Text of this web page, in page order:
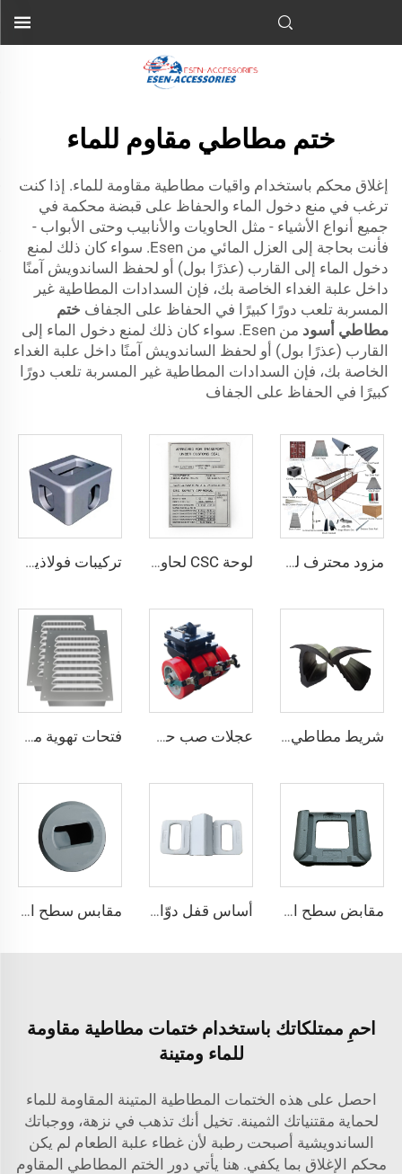
ختم مطاطي مقاوم للماء
إغلاق محكم باستخدام واقيات مطاطية مقاومة للماء. إذا كنت
ترغب في منع دخول الماء والحفاظ على قبضة محكمة في
جميع أنواع الأشياء - مثل الحاويات والأنابيب وحتى الأبواب -
فأنت بحاجة إلى العزل المائي من Esen. سواء كان ذلك لمنع
دخول الماء إلى القارب (عذرًا بول) أو لحفظ الساندويش آمنًا
داخل علبة الغداء الخاصة بك، فإن السدادات المطاطية غير
المسربة تلعب دورًا كبيرًا في الحفاظ على الجفاف ختم
مطاطي أسود
من Esen. سواء كان ذلك لمنع دخول الماء إلى
القارب (عذرًا بول) أو لحفظ الساندويش آمنًا داخل علبة الغداء
الخاصة بك، فإن السدادات المطاطية غير المسربة تلعب دورًا
كبيرًا في الحفاظ على الجفاف
مزود محترف لملحقات حاويات الشحن البحرية ISO 20FT أجزاء إصلاح فولاذية لوحة CSC لحاوية الشحن منتج رائج البيع لوحة CSC لحاوية قطع غيار ملحقات الحاوية تركيبات فولاذية ISO 1161 أجزاء زاوية لحاويات الشحن تركيبات الحاويات قطع غيار الحاويات صب زوايا الحاويات الخاصة للبيع
شريط مطاطي مغناطيسي للفريزر، ملف تعريف ختم بلاستيكي للثلاجة، حشية باب الثلاجة عجلات صب حديد بولي يوريثان دوارة لحاوية شحن أيزو بسعة تحميل 60 طنًا فتحات تهوية مخصصة للحاويات الشحنية ذات فتحات تهوية كبيرة لمنع التكثف والارتفاع المفرط في درجة الحرارة
مقابض سطح السفينة المزدوجة DF-31/45 أساس قفل دوّار مع تركيب دليل SF-2GF-286-110 مقابس سطح السفينة ذات التفريغ الفردي DF-71-W
احمِ ممتلكاتك باستخدام ختمات مطاطية مقاومة
للماء ومتينة
احصل على هذه الختمات المطاطية المتينة المقاومة للماء
لحماية مقتنياتك الثمينة. تخيل أنك تذهب في نزهة، ووجباتك
الساندويشية أصبحت رطبة لأن غطاء علبة الطعام لم يكن
محكم الإغلاق بما يكفي. هنا يأتي دور الختم المطاطي المقاوم